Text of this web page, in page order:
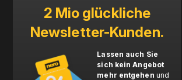
2 Mio glückliche
Newsletter-Kunden.
Lassen auch Sie
sich kein Angebot
mehr entgehen und